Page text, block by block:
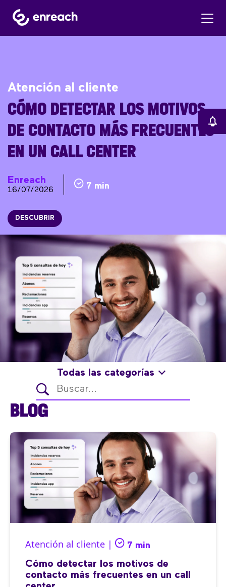
Atención al cliente
CÓMO DETECTAR LOS MOTIVOS
DE CONTACTO MÁS FRECUENTES
EN UN CALL CENTER
Enreach
16/07/2026 7 min
DESCUBRIR
Todas las categorías
BLOG
Atención al cliente | 7 min
Cómo detectar los motivos de
contacto más frecuentes en un call